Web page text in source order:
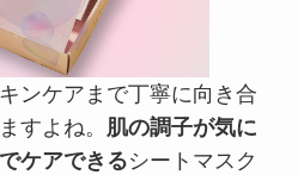
ンケアまで丁寧に向き合
すよね。 肌の調子が気に
ケアできるシートマスク